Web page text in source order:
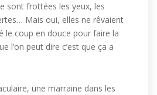
sont frottées les yeux, les
Mais oui, elles ne rêvaient
le coup en douce pour faire la
l’on peut dire c’est que ça a
une marraine dans les